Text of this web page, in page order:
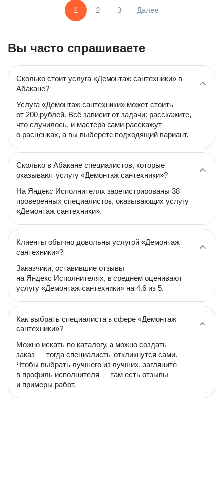
1 2 3 Далее
Вы часто спрашиваете
Сколько стоит услуга «Демонтаж сантехники» в
Абакане?
Услуга «Демонтаж сантехники» может стоить
от 200 рублей. Всё зависит от задачи: расскажите,
что случилось, и мастера сами расскажут
о расценках, а вы выберете подходящий вариант.
Сколько в Абакане специалистов, которые
оказывают услугу «Демонтаж сантехники»?
На Яндекс Исполнителях зарегистрированы 38
проверенных специалистов, оказывающих услугу
«Демонтаж сантехники».
Клиенты обычно довольны услугой «Демонтаж
сантехники»?
Заказчики, оставившие отзывы
на Яндекс Исполнителях, в среднем оценивают
услугу «Демонтаж сантехники» на 4.6 из 5.
Как выбрать специалиста в сфере «Демонтаж
сантехники»?
Можно искать по каталогу, а можно создать
заказ — тогда специалисты откликнутся сами.
Чтобы выбрать лучшего из лучших, загляните
в профиль исполнителя — там есть отзывы
и примеры работ.